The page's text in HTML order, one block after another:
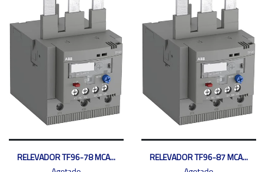
RELEVADOR TF96-78 MCA...
RELEVADOR TF96-87 MCA...